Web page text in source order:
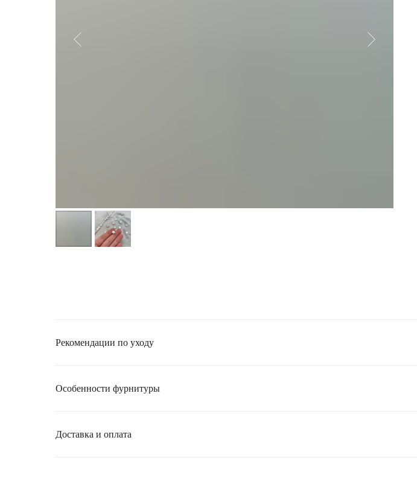
Рекомендации по уходу
Особенности фурнитуры
Доставка и оплата